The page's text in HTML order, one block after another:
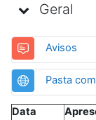
Geral
Avisos
Pasta
Data